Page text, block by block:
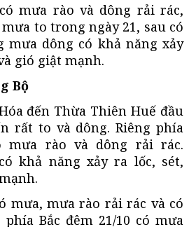
mưa rào và dông rải rác,
to trong ngày 21, sau có
mưa dông có khả năng xảy
gió giật mạnh.
Bộ
đến Thừa Thiên Huế đầu
rất to và dông. Riêng phía
mưa rào và dông rải rác.
khả năng xảy ra lốc, sét,
mưa, mưa rào rải rác và có
Bắc đêm 21/10 có mưa